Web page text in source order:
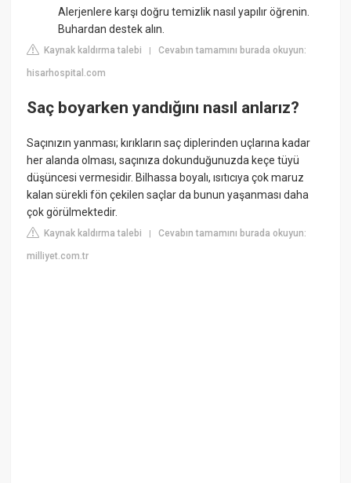
Alerjenlere karşı doğru temizlik nasıl yapılır öğrenin.
Buhardan destek alın.
Kaynak kaldırma talebi |Cevabın tamamını burada okuyun:
hisarhospital.com
Saç boyarken yandığını nasıl anlarız?
Saçınızın yanması; kırıkların saç diplerinden uçlarına kadar
her alanda olması, saçınıza dokunduğunuzda keçe tüyü
düşüncesi vermesidir. Bilhassa boyalı, ısıtıcıya çok maruz
kalan sürekli fön çekilen saçlar da bunun yaşanması daha
çok görülmektedir.
Kaynak kaldırma talebi |Cevabın tamamını burada okuyun:
milliyet.com.tr